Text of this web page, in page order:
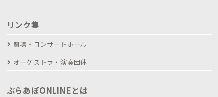
リンク集
劇場・コンサートホール
オーケストラ・演奏団体
ぶらあぼONLINEとは